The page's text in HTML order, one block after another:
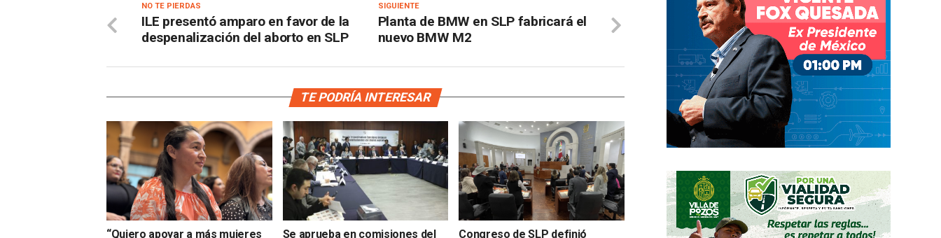
SIGUIENTE
Planta de BMW en SLP fabricará el
nuevo BMW M2
NO TE PIERDAS
ILE presentó amparo en favor de la
despenalización del aborto en SLP
TE PODRÍA INTERESAR
“Quiero apoyar a más mujeres
Se aprueba en comisiones del
Congreso de SLP definió